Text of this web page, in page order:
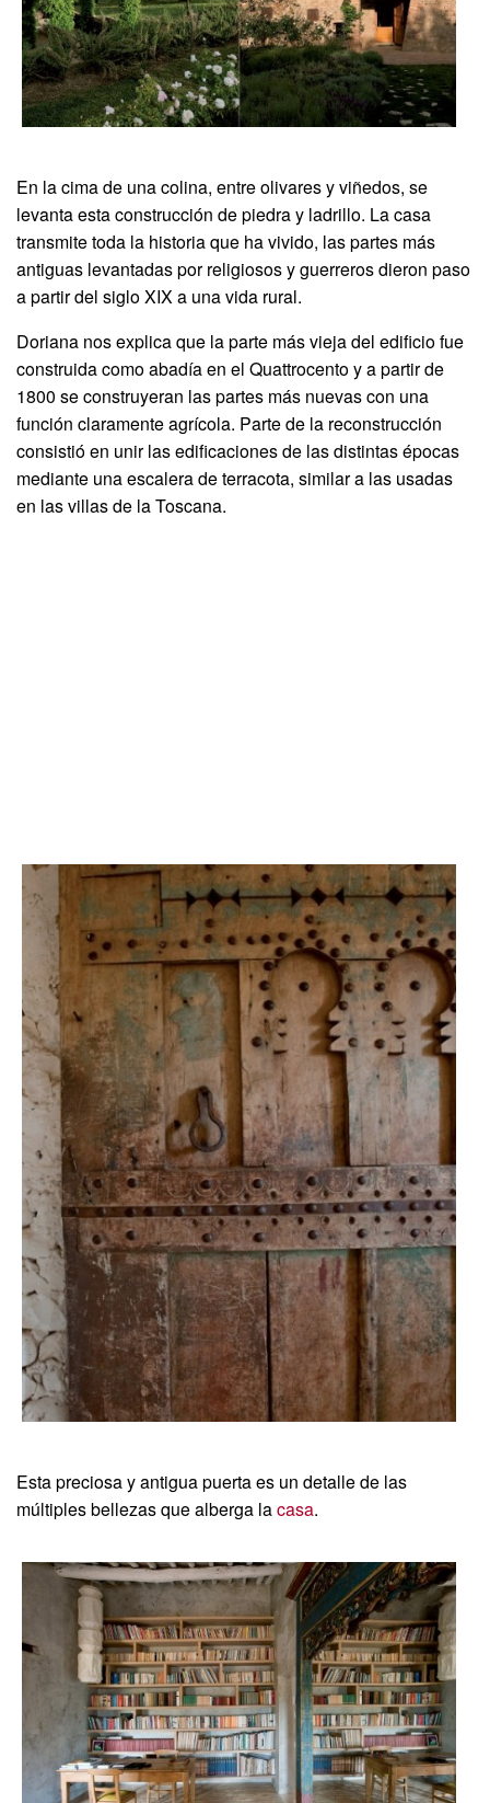
En la cima de una colina, entre olivares y viñedos, se
levanta esta construcción de piedra y ladrillo. La casa
transmite toda la historia que ha vivido, las partes más
antiguas levantadas por religiosos y guerreros dieron paso
a partir del siglo XIX a una vida rural.
Doriana nos explica que la parte más vieja del edificio fue
construida como abadía en el Quattrocento y a partir de
1800 se construyeran las partes más nuevas con una
función claramente agrícola. Parte de la reconstrucción
consistió en unir las edificaciones de las distintas épocas
mediante una escalera de terracota, similar a las usadas
en las villas de la Toscana.
Esta preciosa y antigua puerta es un detalle de las
múltiples bellezas que alberga lacasa.